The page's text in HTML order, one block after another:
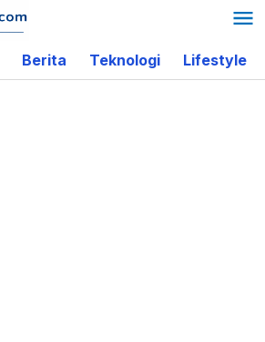
Berita Teknologi Lifestyle